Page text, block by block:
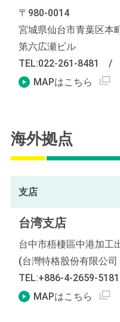
〒980-0014
宮城県仙台市青葉区本
第六広瀬ビル
TEL:022-261-8481
/
MAPはこちら
海外拠点
支店
台湾支店
台中市梧棲區中港加工
(台灣特格股份有限公司
TEL:+886-4-2659-5181
MAPはこちら